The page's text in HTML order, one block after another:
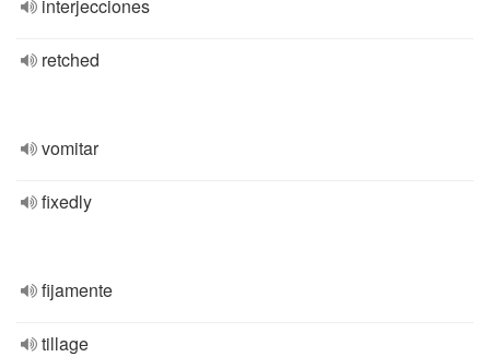
interjecciones
retched
vomitar
fixedly
fijamente
tillage